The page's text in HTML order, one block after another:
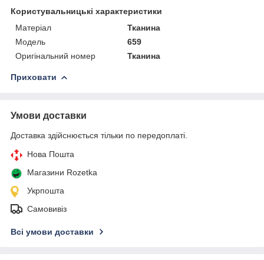
Користувальницькі характеристики
Матеріал
Тканина
Модель
659
Оригінальний номер
Тканина
Приховати
Умови доставки
Доставка здійснюється тільки по передоплаті.
Нова Пошта
Магазини Rozetka
Укрпошта
Самовивіз
Всі умови доставки